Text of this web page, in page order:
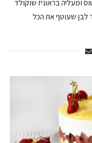
ומעליה בראוניז שוקולד
לבן שעוטף את הכל